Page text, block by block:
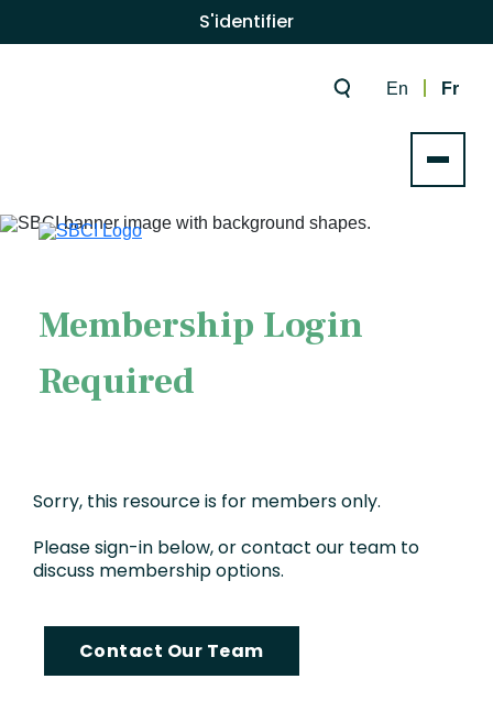
S'identifier
En Fr
Membership Login
Required
Sorry, this resource is for members only.
Please sign-in below, or contact our team to
discuss membership options.
Contact Our Team